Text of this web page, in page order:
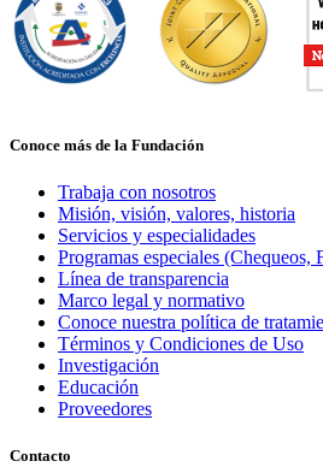
Conoce más de la Fundación
Trabaja con nosotros
Misión, visión, valores, historia
Servicios y especialidades
Programas especiales
Línea de transparencia
Marco legal y normativo
Conoce nuestra política de
Términos y Condiciones de Uso
Investigación
Educación
Proveedores
Contacto